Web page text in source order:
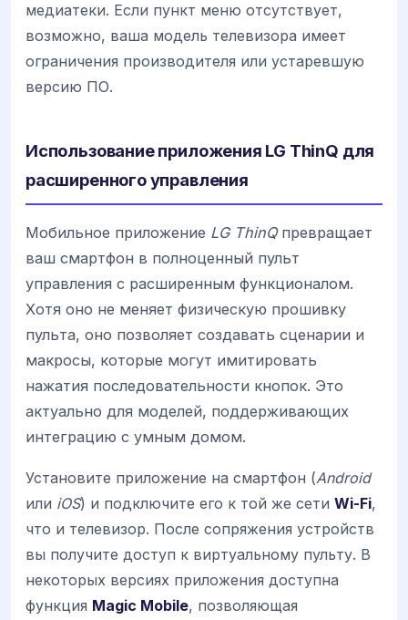
медиатеки. Если пункт меню отсутствует,
возможно, ваша модель телевизора имеет
ограничения производителя или устаревшую
версию ПО.
Использование приложения LG ThinQ для
расширенного управления
Мобильное приложение LG ThinQпревращает
ваш смартфон в полноценный пульт
управления с расширенным функционалом.
Хотя оно не меняет физическую прошивку
пульта, оно позволяет создавать сценарии и
макросы, которые могут имитировать
нажатия последовательности кнопок. Это
актуально для моделей, поддерживающих
интеграцию с умным домом.
Установите приложение на смартфон (Android
или iOS) и подключите его к той же сети Wi-Fi,
что и телевизор. После сопряжения устройств
вы получите доступ к виртуальному пульту. В
некоторых версиях приложения доступна
функция Magic Mobile, позволяющая